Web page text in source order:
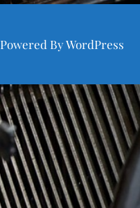
Powered By WordPress